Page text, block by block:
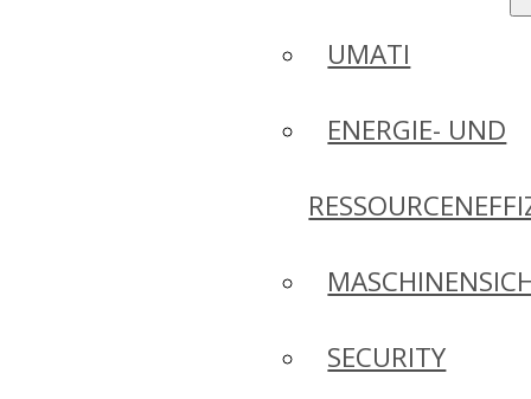
UMATI
ENERGIE- UND
SECURITY